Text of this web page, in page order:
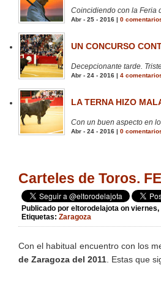
Coincidiendo con la Feria
Abr - 25 - 2016 | 0
UN CONCURSO
Decepcionante tarde.
Abr - 24 - 2016 | 4
LA TERNA HIZO
Con un buen aspecto en
Abr - 24 - 2016 | 0
Carteles de Toros.
Publicado por eltorodelajota on viernes,
Etiquetas: Zaragoza
Con el habitual encuentro con los
de Zaragoza del 2011 . Estas que